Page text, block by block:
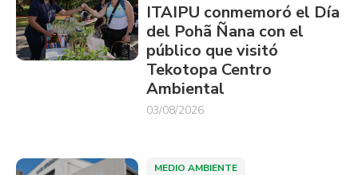
ITAIPU conmemoró el Día
del Pohã Ñana con el
público que visitó
Tekotopa Centro
Ambiental
03/08/2026
MEDIO AMBIENTE